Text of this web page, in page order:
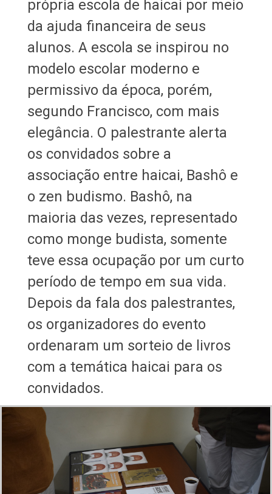
própria escola de haicai por meio
da ajuda financeira de seus
alunos. A escola se inspirou no
modelo escolar moderno e
permissivo da época, porém,
segundo Francisco, com mais
elegância. O palestrante alerta
os convidados sobre a
associação entre haicai, Bashô e
o zen budismo. Bashô, na
maioria das vezes, representado
como monge budista, somente
teve essa ocupação por um curto
período de tempo em sua vida.
Depois da fala dos palestrantes,
os organizadores do evento
ordenaram um sorteio de livros
com a temática haicai para os
convidados.